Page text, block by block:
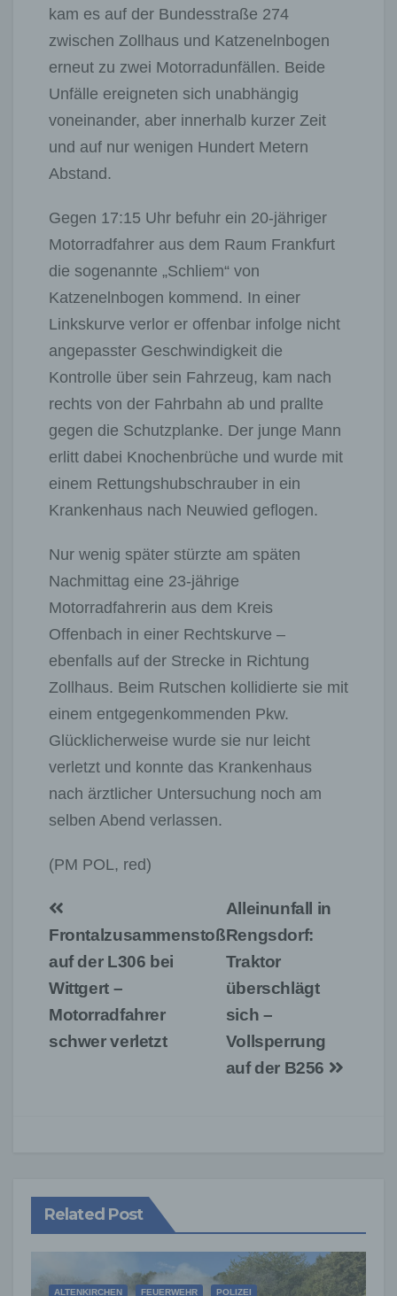
kam es auf der Bundesstraße 274
zwischen Zollhaus und Katzenelnbogen
erneut zu zwei Motorradunfällen. Beide
Unfälle ereigneten sich unabhängig
voneinander, aber innerhalb kurzer Zeit
und auf nur wenigen Hundert Metern
Abstand.
Gegen 17:15 Uhr befuhr ein 20-jähriger
Motorradfahrer aus dem Raum Frankfurt
die sogenannte „Schliem“ von
Katzenelnbogen kommend. In einer
Linkskurve verlor er offenbar infolge nicht
angepasster Geschwindigkeit die
Kontrolle über sein Fahrzeug, kam nach
rechts von der Fahrbahn ab und prallte
gegen die Schutzplanke. Der junge Mann
erlitt dabei Knochenbrüche und wurde mit
einem Rettungshubschrauber in ein
Krankenhaus nach Neuwied geflogen.
Nur wenig später stürzte am späten
Nachmittag eine 23-jährige
Motorradfahrerin aus dem Kreis
Offenbach in einer Rechtskurve –
ebenfalls auf der Strecke in Richtung
Zollhaus. Beim Rutschen kollidierte sie mit
einem entgegenkommenden Pkw.
Glücklicherweise wurde sie nur leicht
verletzt und konnte das Krankenhaus
nach ärztlicher Untersuchung noch am
selben Abend verlassen.
(PM POL, red)
Beitragsnavigation
Alleinunfall in
Rengsdorf:
Traktor
überschlägt
sich –
Vollsperrung
auf der B256
Frontalzusammenstoß
auf der L306 bei
Wittgert –
Motorradfahrer
schwer verletzt
Related Post
ALTENKIRCHEN FEUERWEHR POLIZEI